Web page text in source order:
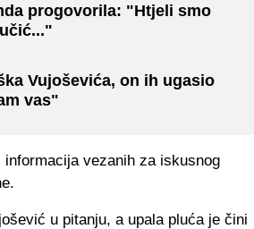
progovorila: "Htjeli smo
Vujoševića, on ih ugasio
vas"
vezanih za iskusnog
u pitanju, a upala pluća je čini